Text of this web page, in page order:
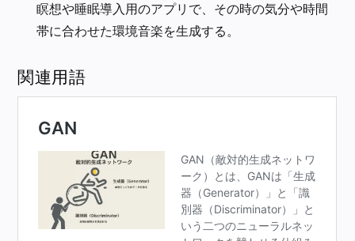
瞑想や睡眠導入用のアプリで、その時の気分や時間
帯に合わせた環境音楽を生成する。
関連用語